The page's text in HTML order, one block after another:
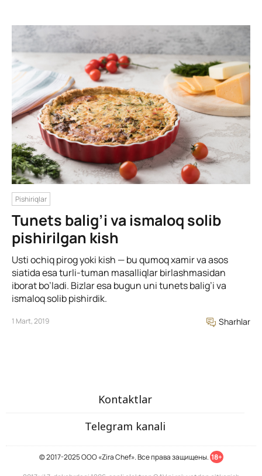
Pishiriqlar
Tunets balig’i va ismaloq solib
pishirilgan kish
Usti ochiq pirog yoki kish — bu qumoq xamir va asos
siatida esa turli-tuman masalliqlar birlashmasidan
iborat bo’ladi. Вizlar esa bugun uni tunets balig’i va
ismaloq solib pishirdik.
1 Mart, 2019 Sharhlar
Kontaktlar
Telegram kanali
© 2017-2025 ООО «Zira Chef». Все права защищены. 18+